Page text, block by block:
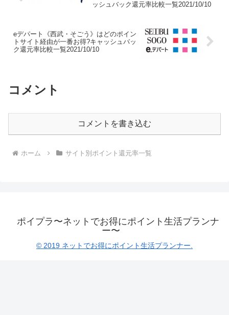
ッシュバック還元率比較一覧2021/10/10
eデパート《西武・そごう》はどのポイン
トサイト経由が一番お得?キャッシュバッ
ク還元率比較一覧2021/10/10
コメント
コメントを書き込む
ホーム サイト別ポイント還元率一覧
ポイプラ〜ネットでお得にポイント生活プランナ
ー〜
© 2019 ネットでお得にポイント生活プランナー.